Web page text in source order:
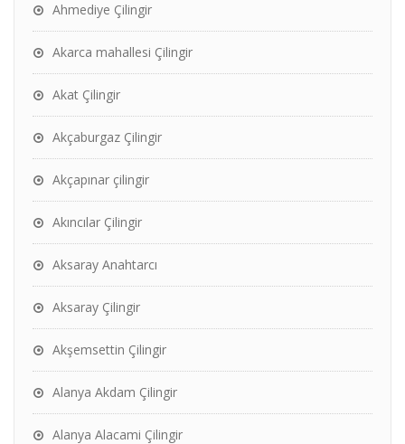
Ahmediye Çilingir
Akarca mahallesi Çilingir
Akat Çilingir
Akçaburgaz Çilingir
Akçapınar çilingir
Akıncılar Çilingir
Aksaray Anahtarcı
Aksaray Çilingir
Akşemsettin Çilingir
Alanya Akdam Çilingir
Alanya Alacami Çilingir